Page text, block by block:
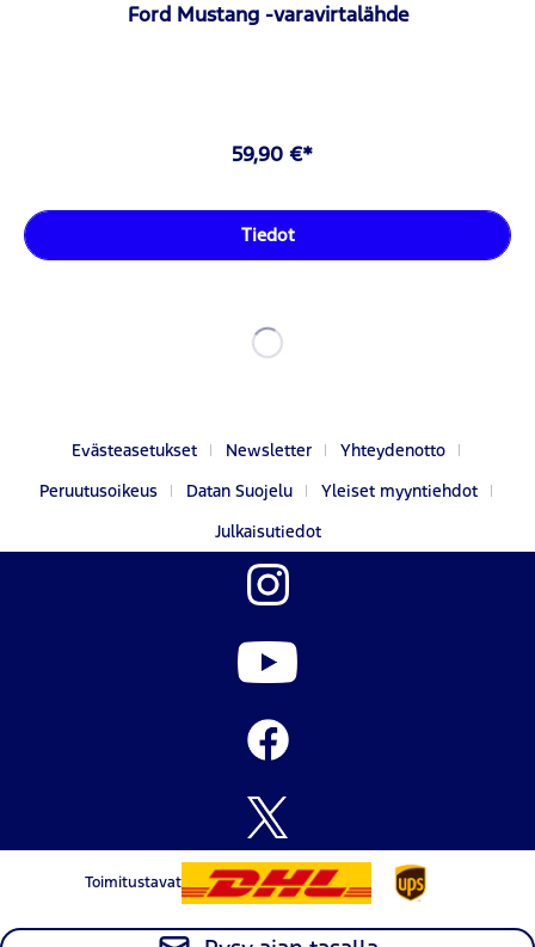
Ford Mustang -varavirtalähde
59,90 €*
Tiedot
Evästeasetukset Newsletter
Yhteydenotto
Peruutusoikeus
Datan Suojelu
Yleiset myyntiehdot
Julkaisutiedot
Toimitustavat